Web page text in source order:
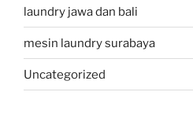
laundry jawa dan bali
mesin laundry surabaya
Uncategorized